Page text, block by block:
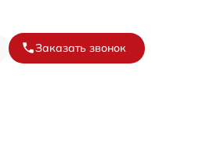
Заказать звонок